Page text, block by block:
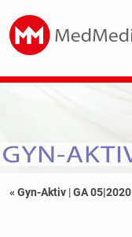
« Gyn-Aktiv |GA 05|2020